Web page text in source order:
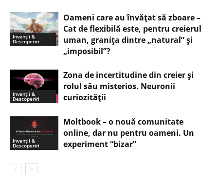
Invenții &
Descoperiri
Oameni care au învățat să zboare –
Cat de flexibilă este, pentru creierul
uman, graniţa dintre „natural” și
„imposibil”?
Invenții &
Descoperiri
Zona de incertitudine din creier şi
rolul său misterios. Neuronii
curiozităţii
Invenții &
Descoperiri
Moltbook – o nouă comunitate
online, dar nu pentru oameni. Un
experiment “bizar”